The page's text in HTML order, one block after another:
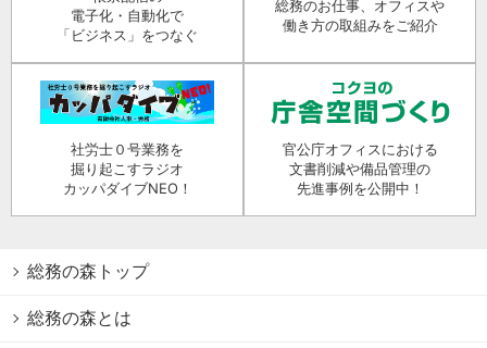
電子化・自動化で
「ビジネス」をつなぐ
総務のお仕事、オフィスや
働き方の取組みをご紹介
社労士０号業務を
掘り起こすラジオ
カッパダイブNEO！
官公庁オフィスにおける
文書削減や備品管理の
先進事例を公開中！
総務の森トップ
総務の森とは